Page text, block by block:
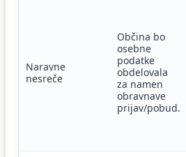
Naravne
nesreče
Občina bo
osebne
podatke
obdelovala
za namen
obravnave
prijav/pobud.